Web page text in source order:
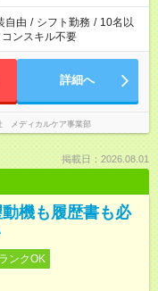
合計で週40時間を超える
自由 / シフト勤務 / 10名以
ンスキル不要
詳細へ
メディカルケア事業部
掲載日：2026.08.01
機も履歴書も必
ンクOK